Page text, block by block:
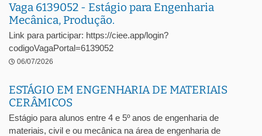
Vaga 6139052 - Estágio para Engenharia
Mecânica, Produção.
Link para participar: https://ciee.app/login?
codigoVagaPortal=6139052
06/07/2026
ESTÁGIO EM ENGENHARIA DE MATERIAIS
CERÂMICOS
Estágio para alunos entre 4 e 5º anos de engenharia de
materiais, civil e ou mecânica na área de engenharia de